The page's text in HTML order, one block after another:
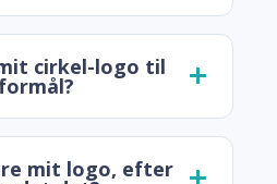
cirkel-logo til
mit logo, efter